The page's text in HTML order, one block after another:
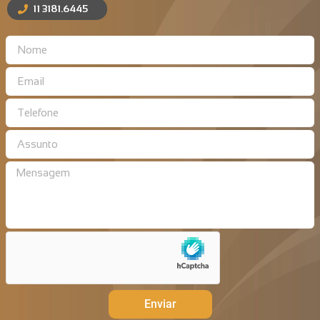
11 3181.6445
Enviar